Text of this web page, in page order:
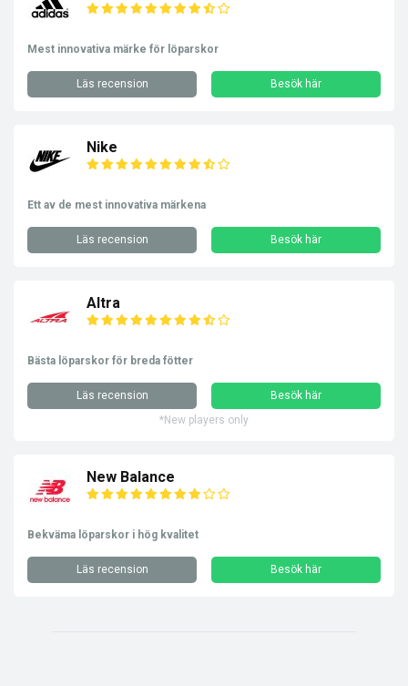
Mest innovativa märke för löparskor
Läs recension Besök här
Nike
Ett av de mest innovativa märkena
Läs recension Besök här
Altra
Bästa löparskor för breda fötter
Läs recension
Besök här
*New players only
New Balance
Bekväma löparskor i hög kvalitet
Läs recension Besök här